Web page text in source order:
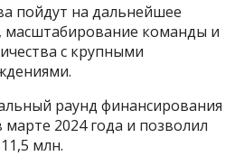
пойдут на дальнейшее
масштабирование команды и
с крупными
раунд финансирования
марте 2024 года и позволил
млн.